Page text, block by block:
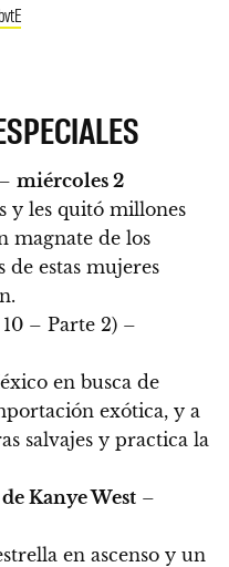
– miércoles 2
y les quitó millones
magnate de los
de estas mujeres
– Parte 2) –
en busca de
exótica, y a
salvajes y practica la
Kanye West –
en ascenso y un